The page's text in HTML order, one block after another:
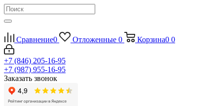
Сравнение0 Отложенные 0 Корзина0 0
+7 (846) 205-16-95
+7 (987) 955-16-95
Заказать звонок